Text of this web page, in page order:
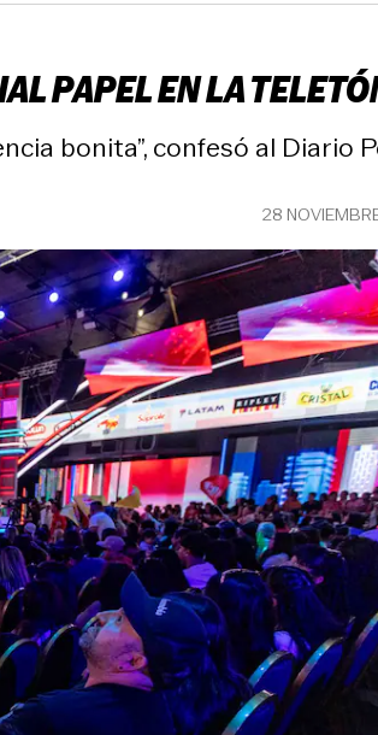
PAPEL EN LA
bonita”, confesó al Diario
28